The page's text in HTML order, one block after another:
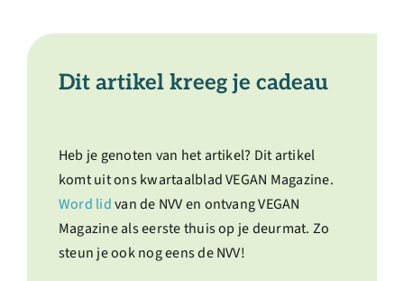
Dit artikel kreeg je cadeau
Heb je genoten van het artikel? Dit artikel
komt uit ons kwartaalblad VEGAN Magazine.
Word lidvan de NVV en ontvang VEGAN
Magazine als eerste thuis op je deurmat. Zo
steun je ook nog eens de NVV!